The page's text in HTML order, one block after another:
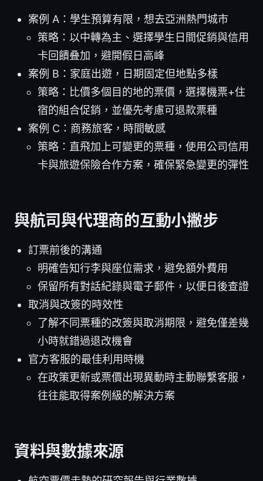
案例 A：學生預算有限，想去亞洲熱門城市
策略：以中轉為主、選擇學生日間促銷與信用
卡回饋叠加，避開假日高峰
案例 B：家庭出遊，日期固定但地點多樣
策略：比價多個目的地的票價，選擇機票+住
宿的組合促銷，並優先考慮可退款票種
案例 C：商務旅客，時間敏感
策略：直飛加上可變更的票種，使用公司信用
卡與旅遊保險合作方案，確保緊急變更的彈性
與航司與代理商的互動小撇步
訂票前後的溝通
明確告知行李與座位需求，避免額外費用
保留所有對話紀錄與電子郵件，以便日後查證
取消與改簽的時效性
了解不同票種的改簽與取消期限，避免僅差幾
小時就錯過退改機會
官方客服的最佳利用時機
在政策更新或票價出現異動時主動聯繫客服，
往往能取得案例級的解決方案
資料與數據來源